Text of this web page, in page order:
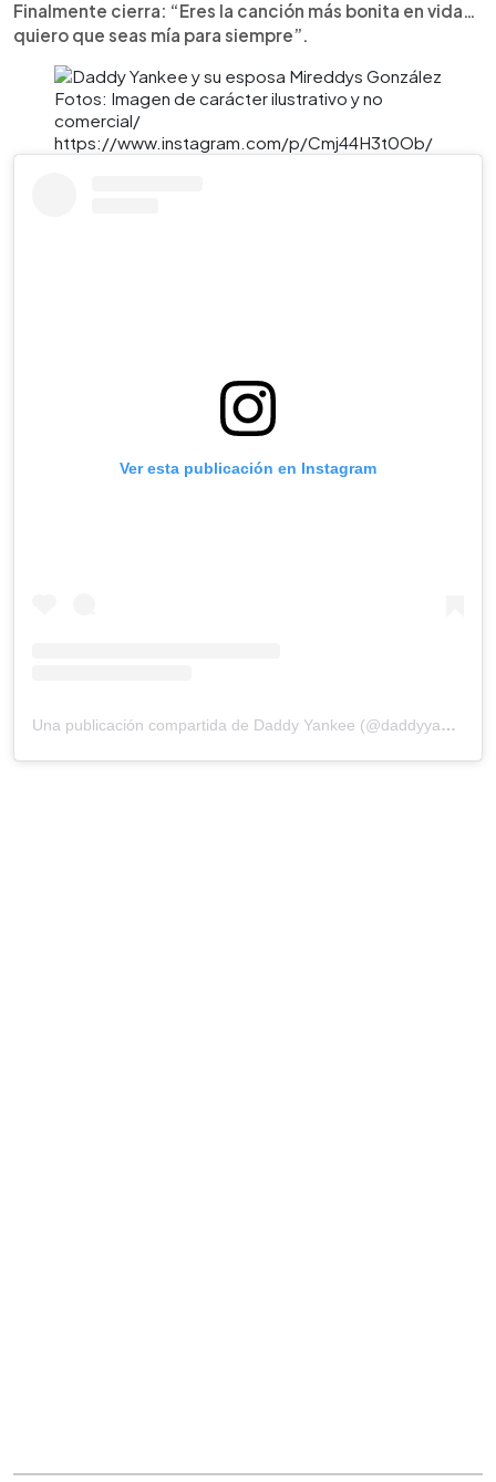
Finalmente cierra: “Eres la canción más bonita en vida…
quiero que seas mía para siempre”.
Fotos: Imagen de carácter ilustrativo y no
comercial/
https://www.instagram.com/p/Cmj44H3t0Ob/
Ver esta publicación en Instagram
Una publicación compartida de Daddy Yankee (@daddyyankee)